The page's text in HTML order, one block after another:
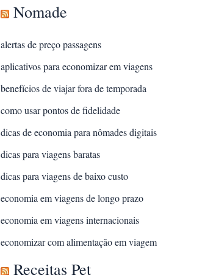
Nomade
alertas de preço passagens
aplicativos para economizar em viagens
benefícios de viajar fora de temporada
como usar pontos de fidelidade
dicas de economia para nômades digitais
dicas para viagens baratas
dicas para viagens de baixo custo
economia em viagens de longo prazo
economia em viagens internacionais
economizar com alimentação em viagem
Receitas Pet